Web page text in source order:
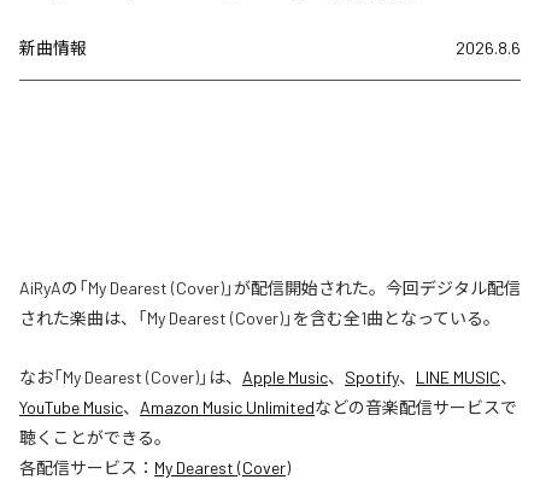
新曲情報 2026.8.6
AiRyAの「My Dearest (Cover)」が配信開始された。今回デジタル配信
された楽曲は、「My Dearest (Cover)」を含む全1曲となっている。
なお「My Dearest (Cover)」は、 Apple Music、 Spotify、 LINE MUSIC、
YouTube Music、 Amazon Music Unlimitedなどの音楽配信サービスで
聴くことができる。
各配信サービス： My Dearest (Cover)